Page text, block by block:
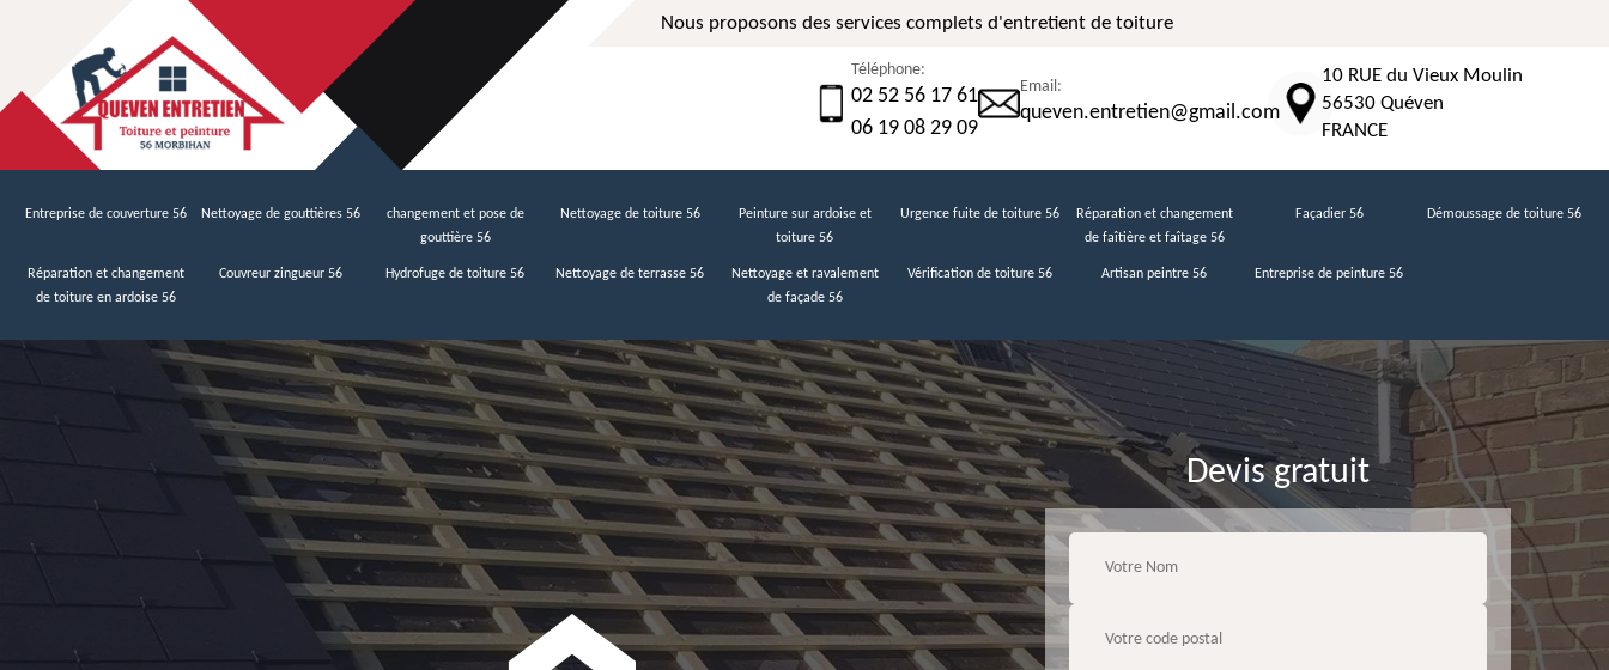
Nous proposons des services complets d'entretient de toiture
Téléphone:
02 52 56 17 61
06 19 08 29 09
Email:
queven.entretien@gmail.com
10 RUE du Vieux Moulin
56530 Quéven
FRANCE
Entreprise de couverture 56 Nettoyage de gouttières 56
changement et pose de
gouttière 56
Nettoyage de toiture 56
Peinture sur ardoise et
toiture 56
Urgence fuite de toiture 56
Réparation et changement
de faîtière et faîtage 56
Façadier 56 Démoussage de toiture 56
Réparation et changement
de toiture en ardoise 56
Couvreur zingueur 56 Hydrofuge de toiture 56 Nettoyage de terrasse 56
Nettoyage et ravalement
de façade 56
Vérification de toiture 56 Artisan peintre 56 Entreprise de peinture 56
Devis gratuit